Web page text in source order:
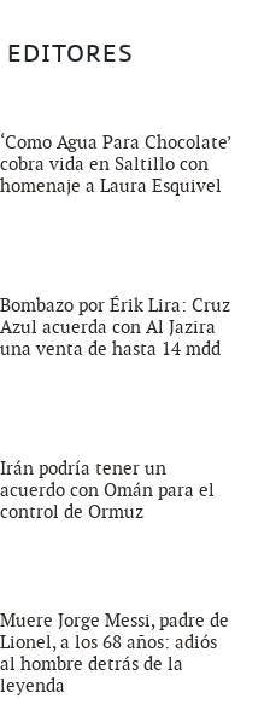
‘Como Agua Para Chocolate’
cobra vida en Saltillo con
homenaje a Laura Esquivel
Bombazo por Érik Lira: Cruz
Azul acuerda con Al Jazira
una venta de hasta 14 mdd
Irán podría tener un
acuerdo con Omán para el
control de Ormuz
Muere Jorge Messi, padre de
Lionel, a los 68 años: adiós
al hombre detrás de la
leyenda